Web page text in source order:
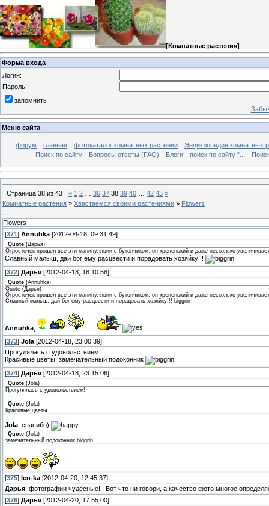
[Комнатные растения]
Форма входа
Логин:
Пароль:
запомнить
Меню сайта
форум главная фотокаталог комнатных растений
Энциклопедия комнатных
Поиск по сайту
Вопросы ответы (FAQ) Блоги поиск по сайту "...
Страница 38 из 43 « 1 2 36 37 38 39 40 42 43 »
Комнатные растения » Хвастаемся своими растениями » Flowers
Flowers
[371] Annuhka [2012-04-18, 09:31:49]
Quote (Дарья)
Отросточек прошел все эти манипуляции с бутончиком, он крепенький и даже несколько
Славный малыш, дай бог ему расцвести и порадовать хозяйку!!!
[372] Дарья [2012-04-18, 18:10:58]
Quote (Annuhka)
Quote (Дарья)
Отросточек прошел все эти манипуляции с бутончиком, он крепенький и даже несколько
Славный малыш, дай бог ему расцвести и порадовать хозяйку!!! biggrin
Annuhka
[373] Jola [2012-04-18, 23:00:39]
Прогулялась с удовольствием!
Красивые цветы, замечательный подоконник
[374] Дарья [2012-04-18, 23:15:06]
Quote (Jola)
Прогулялась с удовольствием!
Quote (Jola)
Красивые цветы
Jola, спасибо)
Quote (Jola)
замечательный подоконник biggrin
[375] len-ka [2012-04-20, 12:45:37]
Дарья , фотографии чудесные!!! Вот что ни говори, а качество фото многое
[376] Дарья [2012-04-20, 17:55:00]